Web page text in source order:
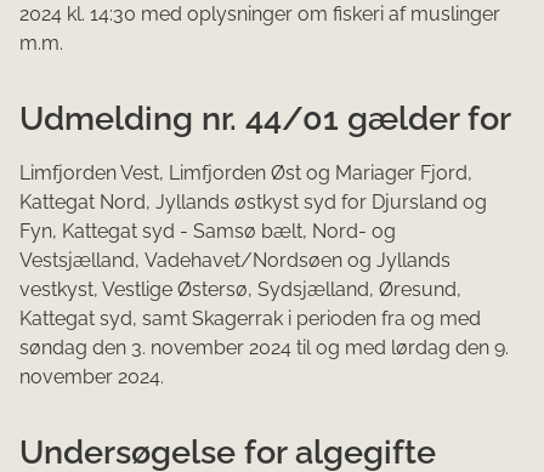
2024 kl. 14:30 med oplysninger om fiskeri af muslinger
m.m.
Udmelding nr. 44/01 gælder for
Limfjorden Vest, Limfjorden Øst og Mariager Fjord,
Kattegat Nord, Jyllands østkyst syd for Djursland og
Fyn, Kattegat syd - Samsø bælt, Nord- og
Vestsjælland, Vadehavet/Nordsøen og Jyllands
vestkyst, Vestlige Østersø, Sydsjælland, Øresund,
Kattegat syd, samt Skagerrak i perioden fra og med
søndag den 3. november 2024 til og med lørdag den 9.
november 2024.
Undersøgelse for algegifte